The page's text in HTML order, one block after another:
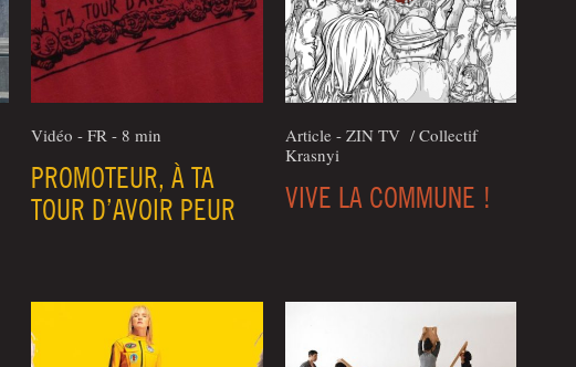
Vidéo - FR - 8 min
PROMOTEUR, À TA
TOUR D’AVOIR PEUR
Article - ZIN TV / Col­lec­tif
Krasnyi
VIVE LA COMMUNE !